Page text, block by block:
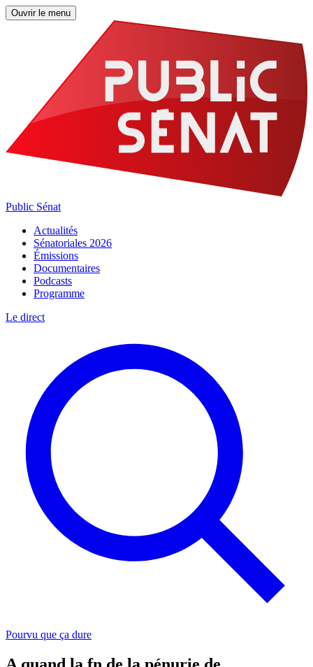
Ouvrir le menu
Public Sénat
Actualités
Sénatoriales 2026
Émissions
Documentaires
Podcasts
Programme
Le direct
Pourvu que ça dure